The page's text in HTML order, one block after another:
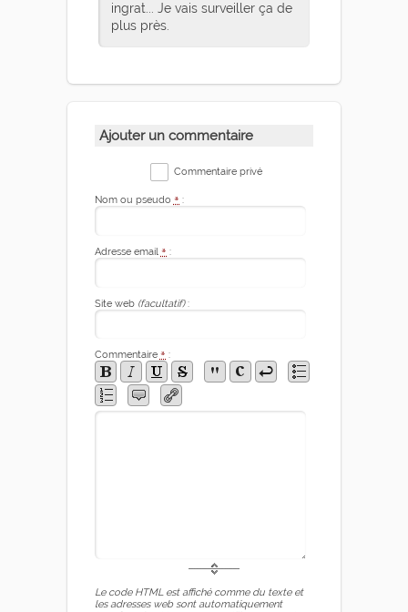
ingrat... Je vais surveiller ça de
plus près.
Ajouter un commentaire
Commentaire privé
Nom ou pseudo * :
Adresse email * :
Site web (facultatif):
Commentaire * :
Le code HTML est affiché comme du texte et
les adresses web sont automatiquement